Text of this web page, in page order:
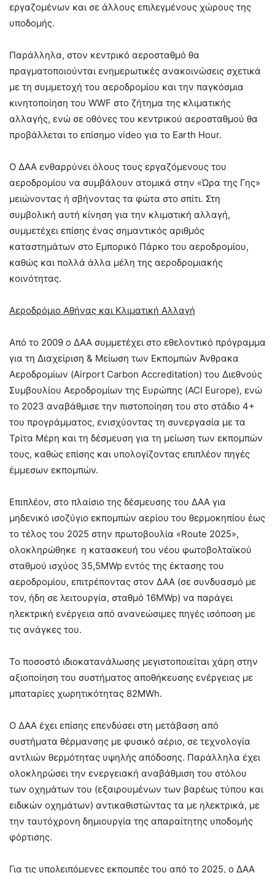
εργαζομένων και σε άλλους επιλεγμένους χώρους της
υποδομής.
Παράλληλα, στον κεντρικό αεροσταθμό θα
πραγματοποιούνται ενημερωτικές ανακοινώσεις σχετικά
με τη συμμετοχή του αεροδρομίου και την παγκόσμια
κινητοποίηση του WWF στο ζήτημα της κλιματικής
αλλαγής, ενώ σε οθόνες του κεντρικού αεροσταθμού θα
προβάλλεται το επίσημο video για το Earth Hour.
O ΔΑΑ ενθαρρύνει όλους τους εργαζόμενους του
αεροδρομίου να συμβάλουν ατομικά στην «Ώρα της Γης»
μειώνοντας ή σβήνοντας τα φώτα στο σπίτι. Στη
συμβολική αυτή κίνηση για την κλιματική αλλαγή,
συμμετέχει επίσης ένας σημαντικός αριθμός
καταστημάτων στο Εμπορικό Πάρκο του αεροδρομίου,
καθώς και πολλά άλλα μέλη της αεροδρομιακής
κοινότητας.
Αεροδρόμιο Αθήνας και Κλιματική Αλλαγή
Από το 2009 ο ΔΑΑ συμμετέχει στο εθελοντικό πρόγραμμα
για τη Διαχείριση & Μείωση των Εκπομπών Άνθρακα
Αεροδρομίων (Airport Carbon Accreditation) του Διεθνούς
Συμβουλίου Αεροδρομίων της Ευρώπης (ACI Europe), ενώ
το 2023 αναβάθμισε την πιστοποίηση του στο στάδιο 4+
του προγράμματος, ενισχύοντας τη συνεργασία με τα
Τρίτα Μέρη και τη δέσμευση για τη μείωση των εκπομπών
τους, καθώς επίσης και υπολογίζοντας επιπλέον πηγές
έμμεσων εκπομπών.
Επιπλέον, στο πλαίσιο της δέσμευσης του ΔΑΑ για
μηδενικό ισοζύγιο εκπομπών αερίου του θερμοκηπίου έως
το τέλος του 2025 στην πρωτοβουλία «Route 2025»,
ολοκληρώθηκε η κατασκευή του νέου φωτοβολταϊκού
σταθμού ισχύος 35,5MWp εντός της έκτασης του
αεροδρομίου, επιτρέποντας στον ΔΑΑ (σε συνδυασμό με
τον, ήδη σε λειτουργία, σταθμό 16MWp) να παράγει
ηλεκτρική ενέργεια από ανανεώσιμες πηγές ισόποση με
τις ανάγκες του.
Το ποσοστό ιδιοκατανάλωσης μεγιστοποιείται χάρη στην
αξιοποίηση του συστήματος αποθήκευσης ενέργειας με
μπαταρίες χωρητικότητας 82MWh.
Ο ΔΑΑ έχει επίσης επενδύσει στη μετάβαση από
συστήματα θέρμανσης με φυσικό αέριο, σε τεχνολογία
αντλιών θερμότητας υψηλής απόδοσης. Παράλληλα έχει
ολοκληρώσει την ενεργειακή αναβάθμιση του στόλου
των οχημάτων του (εξαιρουμένων των βαρέως τύπου και
ειδικών οχημάτων) αντικαθιστώντας τα με ηλεκτρικά, με
την ταυτόχρονη δημιουργία της απαραίτητης υποδομής
φόρτισης.
Για τις υπολειπόμενες εκπομπές του από το 2025, ο ΔΑΑ